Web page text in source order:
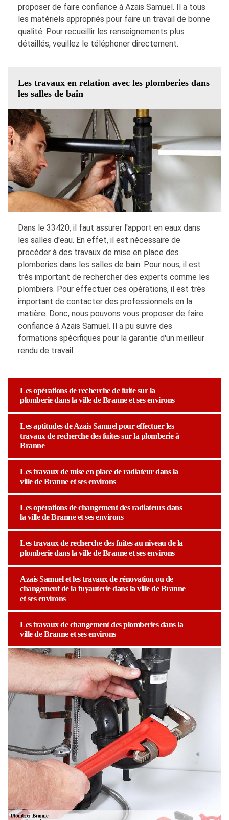
proposer de faire confiance à Azais Samuel. Il a tous
les matériels appropriés pour faire un travail de bonne
qualité. Pour recueillir les renseignements plus
détaillés, veuillez le téléphoner directement.
Les travaux en relation avec les plomberies dans
les salles de bain
Dans le 33420, il faut assurer l'apport en eaux dans
les salles d'eau. En effet, il est nécessaire de
procéder à des travaux de mise en place des
plomberies dans les salles de bain. Pour nous, il est
très important de rechercher des experts comme les
plombiers. Pour effectuer ces opérations, il est très
important de contacter des professionnels en la
matière. Donc, nous pouvons vous proposer de faire
confiance à Azais Samuel. Il a pu suivre des
formations spécifiques pour la garantie d'un meilleur
rendu de travail.
Les opérations de recherche de fuite sur la
plomberie dans la ville de Branne et ses environs
Les aptitudes de Azais Samuel pour effectuer les
travaux de recherche des fuites sur la plomberie à
Branne
Les travaux de mise en place de radiateur dans la
ville de Branne et ses environs
Les opérations de changement des radiateurs dans
la ville de Branne et ses environs
Les travaux de recherche des fuites au niveau de la
plomberie dans la ville de Branne et ses environs
Azais Samuel et les travaux de rénovation ou de
changement de la tuyauterie dans la ville de Branne
et ses environs
Les travaux de changement des plomberies dans la
ville de Branne et ses environs